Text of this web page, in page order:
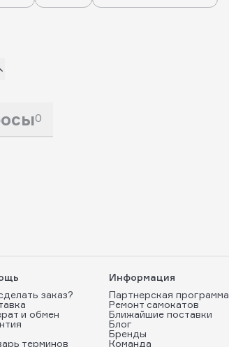
0
заказ?
и обмен
терминов
Информация
Партнерская программа
Ремонт самокатов
Ближайшие поставки
Блог
Бренды
Команда